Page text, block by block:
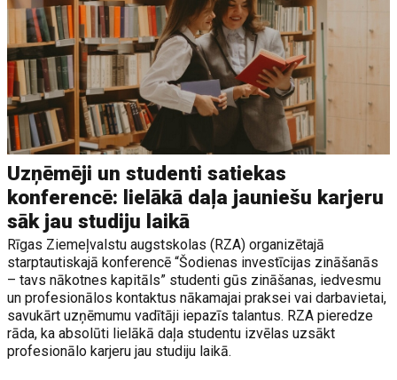
Uzņēmēji un studenti satiekas
konferencē: lielākā daļa jauniešu karjeru
sāk jau studiju laikā
Rīgas Ziemeļvalstu augstskolas (RZA) organizētajā
starptautiskajā konferencē “Šodienas investīcijas zināšanās
– tavs nākotnes kapitāls” studenti gūs zināšanas, iedvesmu
un profesionālos kontaktus nākamajai praksei vai darbavietai,
savukārt uzņēmumu vadītāji iepazīs talantus. RZA pieredze
rāda, ka absolūti lielākā daļa studentu izvēlas uzsākt
profesionālo karjeru jau studiju laikā.